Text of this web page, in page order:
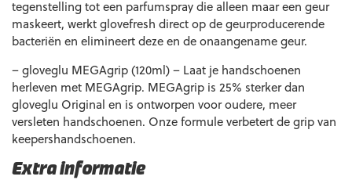
Extra informatie
tegenstelling tot een parfumspray die alleen maar een geur
maskeert, werkt glovefresh direct op de geurproducerende
bacteriën en elimineert deze en de onaangename geur.
– gloveglu MEGAgrip (120ml) – Laat je handschoenen
herleven met MEGAgrip. MEGAgrip is 25% sterker dan
gloveglu Original en is ontworpen voor oudere, meer
versleten handschoenen. Onze formule verbetert de grip van
keepershandschoenen.